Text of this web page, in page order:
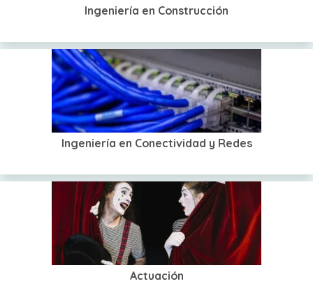
Ingeniería en Construcción
Ingeniería en Conectividad y Redes
Actuación